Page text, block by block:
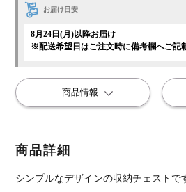
商品詳細
シンプルなデザインの収納チェストで
お届け目安
8月24日(月)以降お届け
※配送希望日はご注文時に備考欄へご記
商品情報